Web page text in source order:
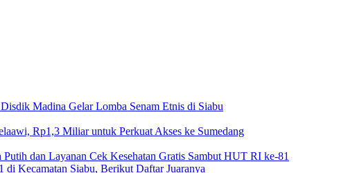
Madina Gelar Lomba Senam Etnis di Siabu
Rp1,3 Miliar untuk Perkuat Akses ke Sumedang
dan Layanan Cek Kesehatan Gratis Sambut HUT RI ke-81
Kecamatan Siabu, Berikut Daftar Juaranya